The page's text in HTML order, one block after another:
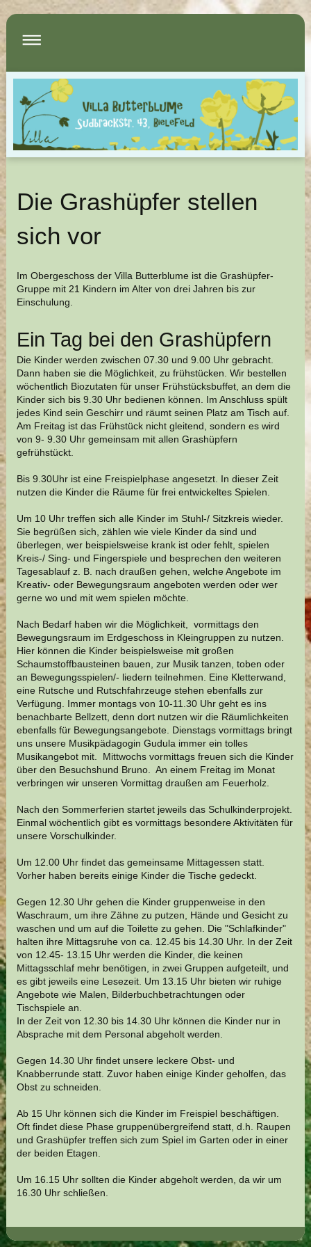
Die Grashüpfer stellen
sich vor
Im Obergeschoss der Villa Butterblume ist die Grashüpfer-
Gruppe mit 21 Kindern im Alter von drei Jahren bis zur
Einschulung.
Ein Tag bei den Grashüpfern
Die Kinder werden zwischen 07.30 und 9.00 Uhr gebracht.
Dann haben sie die Möglichkeit, zu frühstücken. Wir bestellen
wöchentlich Biozutaten für unser Frühstücksbuffet, an dem die
Kinder sich bis 9.30 Uhr bedienen können. Im Anschluss spült
jedes Kind sein Geschirr und räumt seinen Platz am Tisch auf.
Am Freitag ist das Frühstück nicht gleitend, sondern es wird
von 9- 9.30 Uhr gemeinsam mit allen Grashüpfern
gefrühstückt.
Bis 9.30Uhr ist eine Freispielphase angesetzt. In dieser Zeit
nutzen die Kinder die Räume für frei entwickeltes Spielen.
Um 10 Uhr treffen sich alle Kinder im Stuhl-/ Sitzkreis wieder.
Sie begrüßen sich, zählen wie viele Kinder da sind und
überlegen, wer beispielsweise krank ist oder fehlt, spielen
Kreis-/ Sing- und Fingerspiele und besprechen den weiteren
Tagesablauf z. B. nach draußen gehen, welche Angebote im
Kreativ- oder Bewegungsraum angeboten werden oder wer
gerne wo und mit wem spielen möchte.
Nach Bedarf haben wir die Möglichkeit, vormittags den
Bewegungsraum im Erdgeschoss in Kleingruppen zu nutzen.
Hier können die Kinder beispielsweise mit großen
Schaumstoffbausteinen bauen, zur Musik tanzen, toben oder
an Bewegungsspielen/- liedern teilnehmen. Eine Kletterwand,
eine Rutsche und Rutschfahrzeuge stehen ebenfalls zur
Verfügung. Immer montags von 10-11.30 Uhr geht es ins
benachbarte Bellzett, denn dort nutzen wir die Räumlichkeiten
ebenfalls für Bewegungsangebote. Dienstags vormittags bringt
uns unsere Musikpädagogin Gudula immer ein tolles
Musikangebot mit. Mittwochs vormittags freuen sich die Kinder
über den Besuchshund Bruno. An einem Freitag im Monat
verbringen wir unseren Vormittag draußen am Feuerholz.
Nach den Sommerferien startet jeweils das Schulkinderprojekt.
Einmal wöchentlich gibt es vormittags besondere Aktivitäten für
unsere Vorschulkinder.
Um 12.00 Uhr findet das gemeinsame Mittagessen statt.
Vorher haben bereits einige Kinder die Tische gedeckt.
Gegen 12.30 Uhr gehen die Kinder gruppenweise in den
Waschraum, um ihre Zähne zu putzen, Hände und Gesicht zu
waschen und um auf die Toilette zu gehen. Die "Schlafkinder"
halten ihre Mittagsruhe von ca. 12.45 bis 14.30 Uhr. In der Zeit
von 12.45- 13.15 Uhr werden die Kinder, die keinen
Mittagsschlaf mehr benötigen, in zwei Gruppen aufgeteilt, und
es gibt jeweils eine Lesezeit. Um 13.15 Uhr bieten wir ruhige
Angebote wie Malen, Bilderbuchbetrachtungen oder
Tischspiele an.
In der Zeit von 12.30 bis 14.30 Uhr können die Kinder nur in
Absprache mit dem Personal abgeholt werden.
Gegen 14.30 Uhr findet unsere leckere Obst- und
Knabberrunde statt. Zuvor haben einige Kinder geholfen, das
Obst zu schneiden.
Ab 15 Uhr können sich die Kinder im Freispiel beschäftigen.
Oft findet diese Phase gruppenübergreifend statt, d.h. Raupen
und Grashüpfer treffen sich zum Spiel im Garten oder in einer
der beiden Etagen.
Um 16.15 Uhr sollten die Kinder abgeholt werden, da wir um
16.30 Uhr schließen.